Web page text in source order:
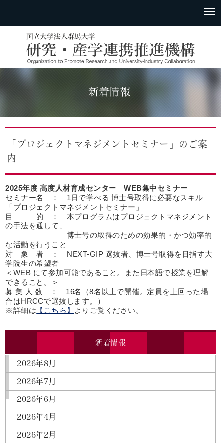
新着情報
「プロジェクトマネジメントセミナー」のご案
内
2025年度 高度人材育成センター WEB集中セミナー
セミナー名 ： 1日で学べる 博士号取得に必要なスキル
「プロジェクトマネジメントセミナー」
目 的 ： 本プログラムはプロジェクトマネジメント
の手法を通して、
博士号の取得のための効果的・かつ効率的
な活動を行うこと
対 象 者 ： NEXT-GIP 選抜者、博士号取得を目指す大
学院生の希望者
＜WEB にて参加可能であること。また日本語で授業を理解
できること。＞
募 集 人 数 ： 16名（8名以上で開催。定員を上回った場
合はHRCCで選抜します。）
※詳細は 【こちら】 よりご覧ください。
新着情報
2026年8月
2026年7月
2026年6月
2026年4月
2026年2月